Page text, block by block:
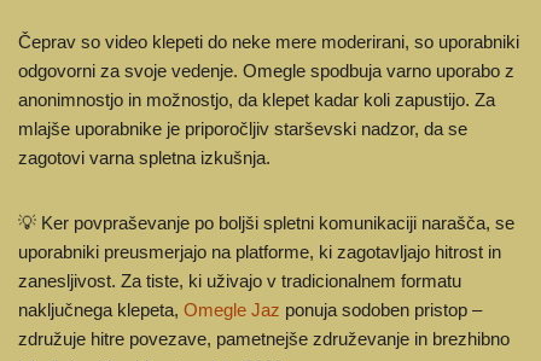
Čeprav so video klepeti do neke mere moderirani, so uporabniki
odgovorni za svoje vedenje. Omegle spodbuja varno uporabo z
anonimnostjo in možnostjo, da klepet kadar koli zapustijo. Za
mlajše uporabnike je priporočljiv starševski nadzor, da se
zagotovi varna spletna izkušnja.
💡 Ker povpraševanje po boljši spletni komunikaciji narašča, se
uporabniki preusmerjajo na platforme, ki zagotavljajo hitrost in
zanesljivost. Za tiste, ki uživajo v tradicionalnem formatu
naključnega klepeta, Omegle Jaz ponuja sodoben pristop –
združuje hitre povezave, pametnejše združevanje in brezhibno